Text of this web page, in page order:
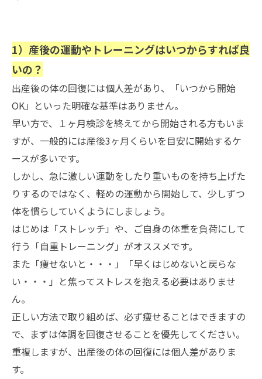
1）産後の運動やトレーニングはいつからすれば良
いの？
出産後の体の回復には個人差があり、「いつから開始
OK」といった明確な基準はありません。
早い方で、１ヶ月検診を終えてから開始される方もいま
すが、一般的には産後3ヶ月くらいを目安に開始するケ
ースが多いです。
しかし、急に激しい運動をしたり重いものを持ち上げた
りするのではなく、軽めの運動から開始して、少しずつ
体を慣らしていくようにしましょう。
はじめは「ストレッチ」や、ご自身の体重を負荷にして
行う「自重トレーニング」がオススメです。
また「痩せないと・・・」「早くはじめないと戻らな
い・・・」と焦ってストレスを抱える必要はありませ
ん。
正しい方法で取り組めば、必ず痩せることはできますの
で、まずは体調を回復させることを優先してください。
重複しますが、出産後の体の回復には個人差がありま
す。